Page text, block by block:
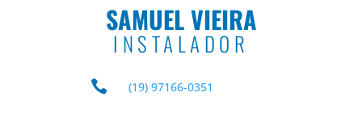
SAMUEL VIEIRA
INSTALADOR
 (19) 97166-0351